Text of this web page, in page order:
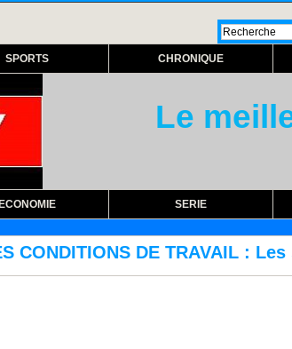
SPORTS CHRONIQUE
Le
ECONOMIE SERIE
TRAVAIL : Les sous-traitants